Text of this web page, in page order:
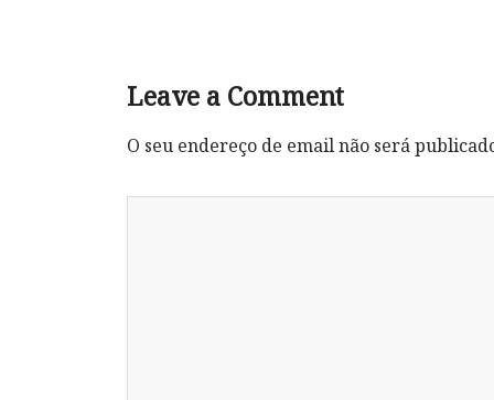
Leave a Comment
O seu endereço de email não será